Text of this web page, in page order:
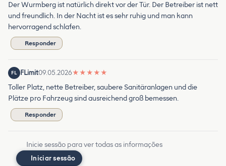
Der Wurmberg ist natürlich direkt vor der Tür. Der Betreiber ist nett
und freundlich. In der Nacht ist es sehr ruhig und man kann
hervorragend schlafen.
Responder
FL FLimit09.05.2026★ ★ ★ ★ ★
Toller Platz, nette Betreiber, saubere Sanitäranlagen und die
Plätze pro Fahrzeug sind ausreichend groß bemessen.
Responder
Inicie sessão para ver todas as informações
Iniciar sessão